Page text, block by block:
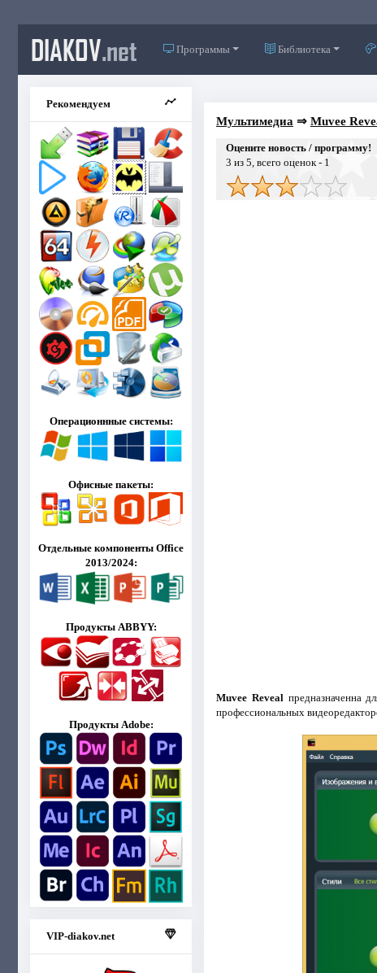
DIAKOV.net Программы Библиотека
Рекомендуем
Операционнные системы:
Офисные пакеты:
Отдельные компоненты Office
2013/2024:
Продукты ABBYY:
Продукты Adobe:
VIP-diakov.net
Мультимедиа ⇒ Muvee
Оцените новость / программу!
3 из 5, всего оценок - 1
Muvee Reveal предназначенна
профессиональных